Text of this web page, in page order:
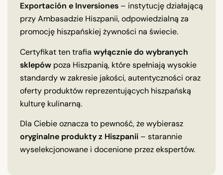
Exportación e Inversiones – instytucję działającą
przy Ambasadzie Hiszpanii, odpowiedzialną za
promocję hiszpańskiej żywności na świecie.
Certyfikat ten trafia wyłącznie do wybranych
sklepów poza Hiszpanią, które spełniają wysokie
standardy w zakresie jakości, autentyczności oraz
oferty produktów reprezentujących hiszpańską
kulturę kulinarną.
Dla Ciebie oznacza to pewność, że wybierasz
oryginalne produkty z Hiszpanii – starannie
wyselekcjonowane i docenione przez ekspertów.